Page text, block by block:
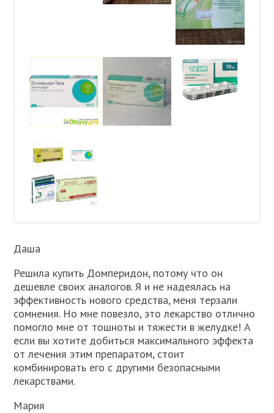
Даша
Решила купить Домперидон, потому что он
дешевле своих аналогов. Я и не надеялась на
эффективность нового средства, меня терзали
сомнения. Но мне повезло, это лекарство отлично
помогло мне от тошноты и тяжести в желудке! А
если вы хотите добиться максимального эффекта
от лечения этим препаратом, стоит
комбинировать его с другими безопасными
лекарствами.
Мария